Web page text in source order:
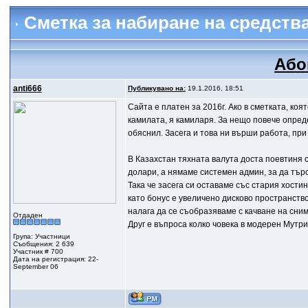
Сметка за набиране на
anti666 Публикувано на:19.1.2016, 18:51
Отдаден
Група: Участници
Съобщения: 2 639
Участник # 700
Дата на регистрация: 22-
September 06
Сайта е платен за 2016г. Ако в сметката,
камилата, я камиларя. За нещо повече
обяснил. Засега и това ни върши работа,
В Казахстан тяхната валута доста
долари, а нямаме системен админ, за да
Така че засега си оставаме със стария
като бонус е увеличено дисково
налага да се съобразяваме с качване на
Друг е въпроса колко човека в модерен